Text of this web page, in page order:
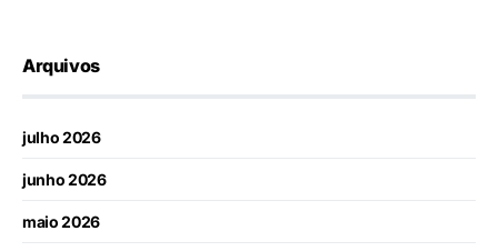
Arquivos
julho 2026
junho 2026
maio 2026